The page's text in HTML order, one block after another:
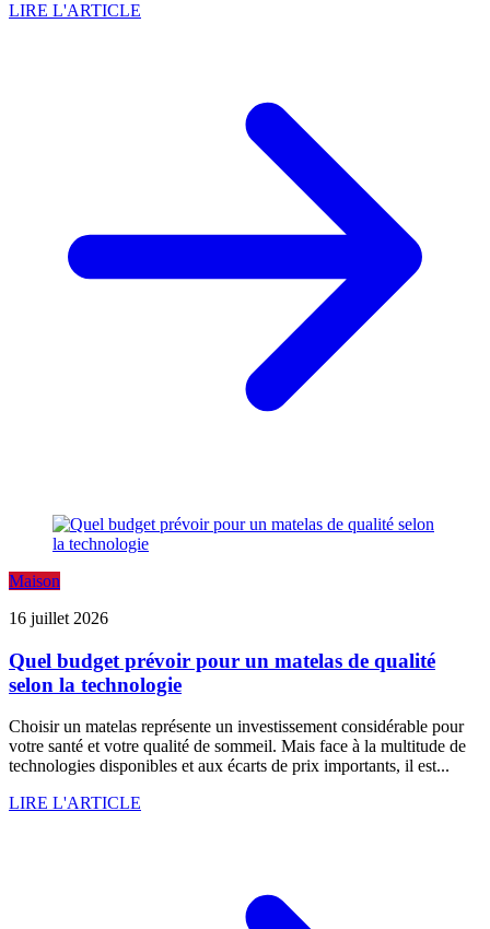
LIRE L'ARTICLE
Maison
16 juillet 2026
Quel budget prévoir pour un matelas de qualité
selon la technologie
Choisir un matelas représente un investissement considérable pour
votre santé et votre qualité de sommeil. Mais face à la multitude de
technologies disponibles et aux écarts de prix importants, il est...
LIRE L'ARTICLE